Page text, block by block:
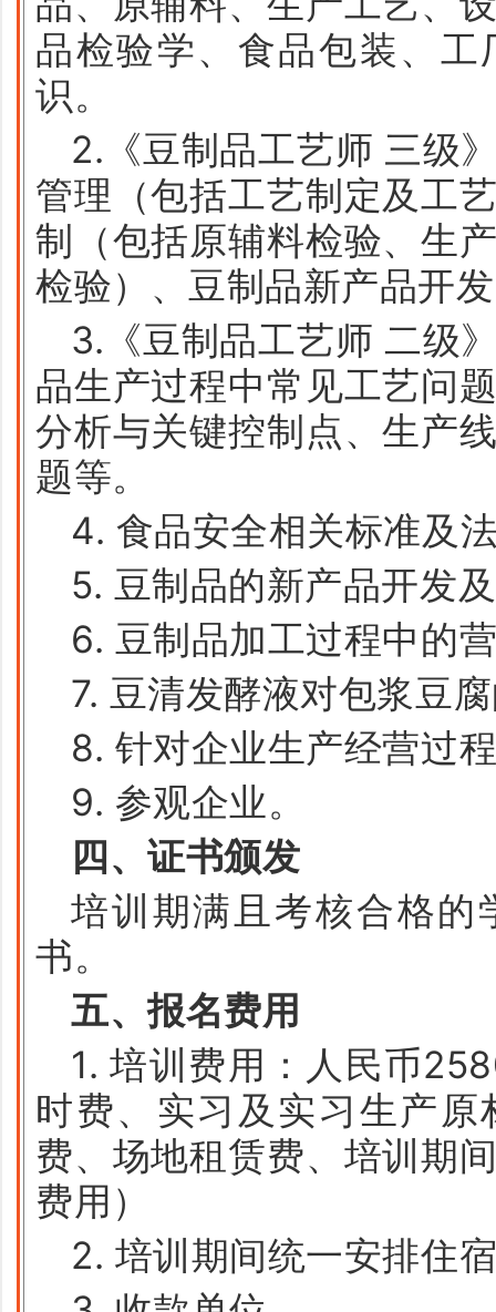
品检验学、食品包装、
识。
2.《豆制品工艺师 三级
管理（包括工艺制定及工
制（包括原辅料检验、生
检验）、豆制品新产品开
3.《豆制品工艺师 二级
品生产过程中常见工艺问
分析与关键控制点、生产
题等。
4. 食品安全相关标准及
5. 豆制品的新产品开发
6. 豆制品加工过程中的
7. 豆清发酵液对包浆豆
8. 针对企业生产经营过
9. 参观企业。
四、证书颁发
培训期满且考核合格的
书。
五、报名费用
1. 培训费用：人民币
时费、实习及实习生产
费、场地租赁费、培训期
费用）
2. 培训期间统一安排住